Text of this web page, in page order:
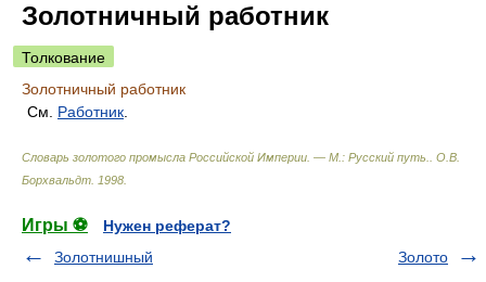
Золотничный работник
Толкование
Золотничный работник
См. Работник
Словарь золотого промысла Российской Империи. — М.: Русский путь.
О.В.
Борхвальдт 1998
Игры ⚽
Нужен реферат?
Золотнишный
Золото